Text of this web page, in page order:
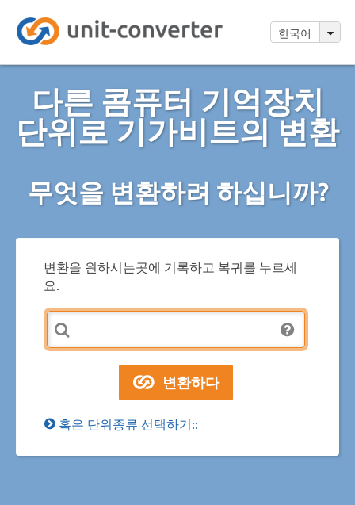
한국어
다른 콤퓨터 기억장치
단위로 기가비트의 변환
무엇을 변환하려 하십니까?
변환을 원하시는곳에 기록하고 복귀를 누르세
요.
혹은 단위종류 선택하기::